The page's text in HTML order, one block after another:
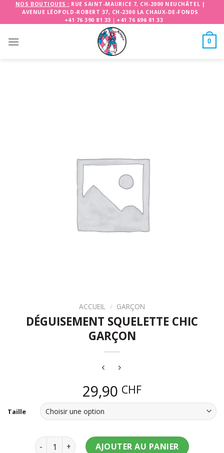
NOS BOUTIQUES : RUE SAINT-MAURICE 7, CH-2000 NEUCHÂTEL |
AVENUE LÉOPOLD-ROBERT 37, CH-2300 LA CHAUX-DE-FONDS
+41 76 390 81 33 | +41 76 696 81 33
0
ACCUEIL / GARÇON
DÉGUISEMENT SQUELETTE CHIC
GARÇON
29,90 CHF
Taille
quantité de Déguisement squelette chic garçon
AJOUTER AU PANIER